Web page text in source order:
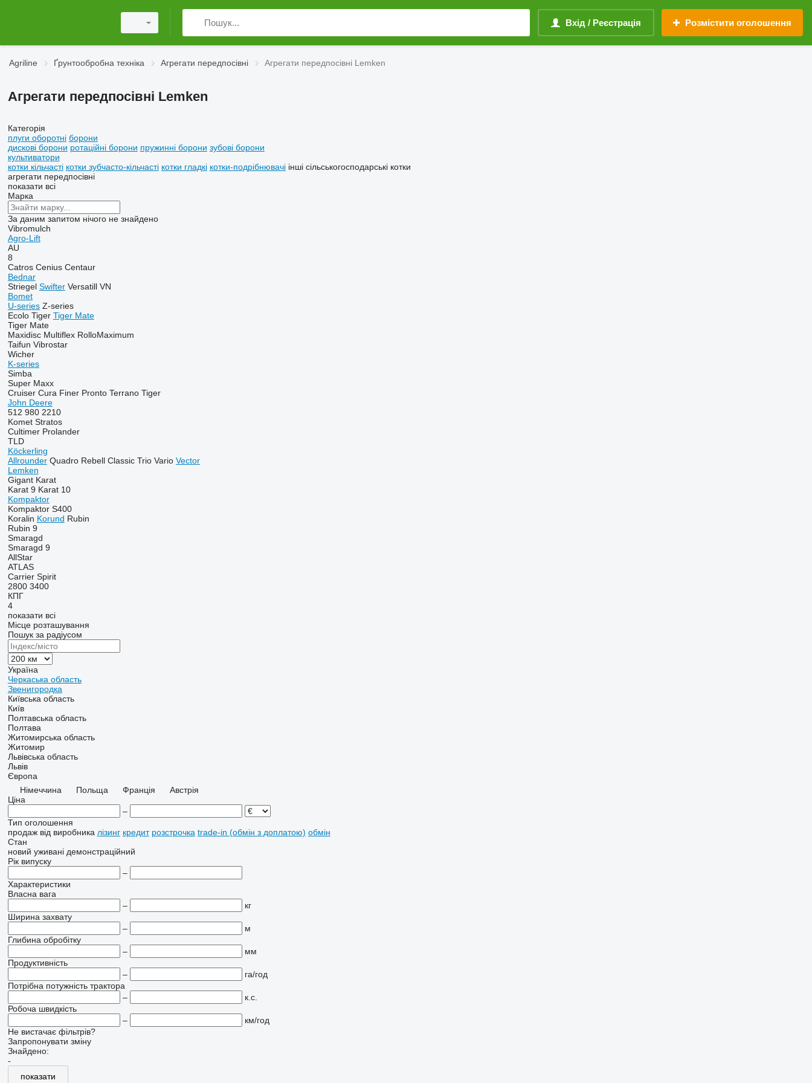
Вхід / Реєстрація Розмістити оголошення
Agriline Ґрунтообробна техніка Агрегати передпосівні Агрегати передпосівні Lemken
Агрегати передпосівні Lemken
Категорія
плуги оборотні борони
дискові борони ротаційні борони пружинні борони зубові борони
культиватори
котки кільчасті котки зубчасто-кільчасті котки гладкі котки-подрібнювачі інші сільськогосподарські котки
агрегати передпосівні
показати всі
Марка
За даним запитом нічого не знайдено
Vibromulch
Agro-Lift
AU
8
Catros Cenius Centaur
Bednar
Striegel Swifter Versatill VN
Bomet
U-series Z-series
Ecolo Tiger Tiger Mate
Tiger Mate
Maxidisc Multiflex RolloMaximum
Taifun Vibrostar
Wicher
K-series
Simba
Super Maxx
Cruiser Cura Finer Pronto Terrano Tiger
John Deere
512 980 2210
Komet Stratos
Cultimer Prolander
TLD
Köckerling
Allrounder Quadro Rebell Classic Trio Vario Vector
Lemken
Gigant Karat
Karat 9 Karat 10
Kompaktor
Kompaktor S400
Koralin Korund Rubin
Rubin 9
Smaragd
Smaragd 9
AllStar
ATLAS
Carrier Spirit
2800 3400
КПГ
4
показати всі
Місце розташування
Пошук за радіусом
Україна
Черкаська область
Звенигородка
Київська область
Київ
Полтавська область
Полтава
Житомирська область
Житомир
Львівська область
Львів
Європа
Німеччина
Польща Франція
Австрія
Ціна
–
Тип оголошення
продаж від виробника лізинг кредит розстрочка trade-in (обмін з доплатою) обмін
Стан
новий уживані демонстраційний
Рік випуску
–
Характеристики
Власна вага
–
кг
Ширина захвату
–
м
Глибина обробітку
–
мм
Продуктивність
–
га/год
Потрібна потужність трактора
–
к.с.
Робоча швидкість
–
км/год
Не вистачає фільтрів?
Запропонувати зміну
Знайдено:
-
показати